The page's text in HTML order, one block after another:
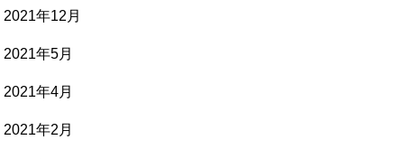
2021年12月
2021年5月
2021年4月
2021年2月